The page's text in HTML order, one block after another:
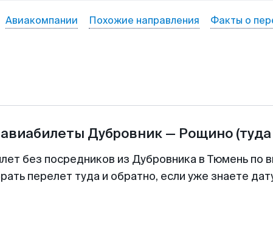
Авиакомпании Похожие направления Факты о
Дубровник— Рощино
без посредников из Дубровника в Тюмень по
перелет туда и обратно, если уже знаете